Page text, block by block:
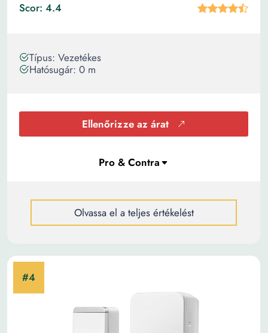
Scor: 4.4
Típus: Vezetékes
Hatósugár: 0 m
Ellenőrizze az árat
Olvassa el a teljes értékelést